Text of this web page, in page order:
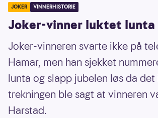
JOKER VINNERHISTORIE
Joker-vinner luktet lunta
Joker-vinneren svarte ikke på
Hamar, men han sjekket
lunta og slapp jubelen løs da det
trekningen ble sagt at vinneren
Harstad.